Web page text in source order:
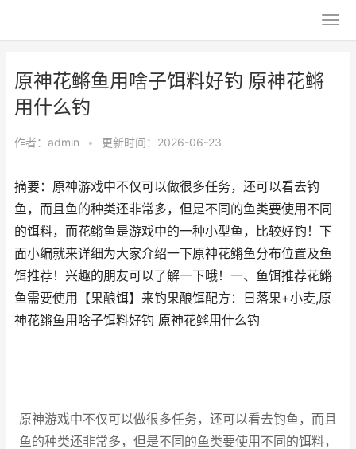
原神花鳉鱼用啥子饵料好钓 原神花鳉
用什么钓
作者： admin • 更新时间：2026-06-23
摘要：原神游戏中不仅可以做很多任务，还可以看去钓
鱼，而且鱼的种类还非常多，但是不同的鱼类要使用不同
的饵料，而花鳉鱼是游戏中的一种小型鱼，比较好钓！下
面小编就来详细为大家介绍一下原神花鳉鱼分布位置及鱼
饵推荐！兴趣的朋友可以了解一下哦！一、鱼饵推荐花鳉
鱼需要使用【果酿饵】来钓果酿饵配方：日落果+小麦,原
神花鳉鱼用啥子饵料好钓 原神花鳉用什么钓
原神游戏中不仅可以做很多任务，还可以看去钓鱼，而且
鱼的种类还非常多，但是不同的鱼类要使用不同的饵料，